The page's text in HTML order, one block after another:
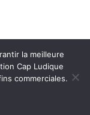
la meilleure
Cap Ludique
commerciales.